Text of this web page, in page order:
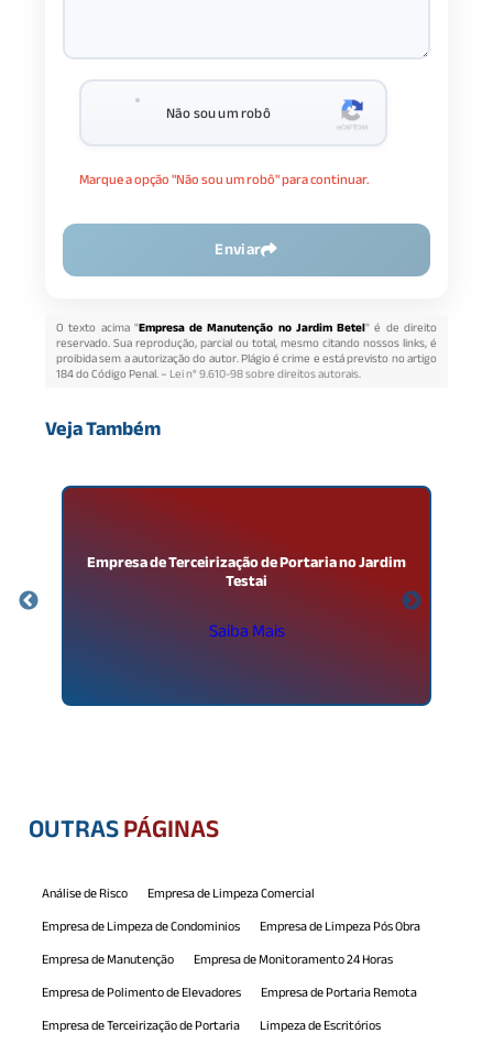
Não sou um robô
Marque a opção "Não sou um robô" para continuar.
Enviar
O texto acima "Empresa de Manutenção no Jardim Betel" é de direito
reservado. Sua reprodução, parcial ou total, mesmo citando nossos links, é
proibida sem a autorização do autor. Plágio é crime e está previsto no artigo
184 do Código Penal. –Lei n° 9.610-98 sobre direitos autorais.
Veja Também
Empresa de Terceirização de Portaria no Jardim
Testai
Saiba Mais
OUTRASPÁGINAS
Análise de Risco
Empresa de Limpeza Comercial
Empresa de Limpeza de Condominios
Empresa de Limpeza Pós Obra
Empresa de Manutenção
Empresa de Monitoramento 24 Horas
Empresa de Polimento de Elevadores
Empresa de Portaria Remota
Empresa de Terceirização de Portaria
Limpeza de Escritórios